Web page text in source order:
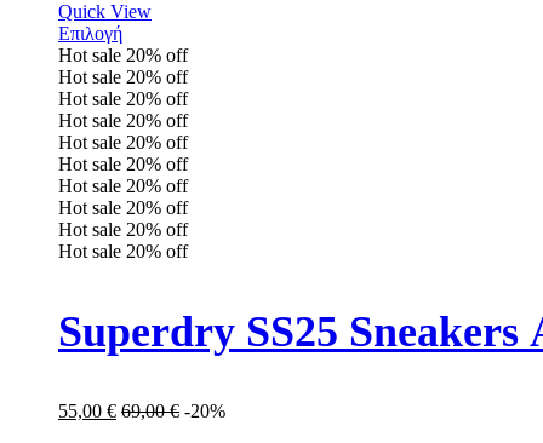
Quick View
Επιλογή
Hot sale 20% off
Hot sale 20% off
Hot sale 20% off
Hot sale 20% off
Hot sale 20% off
Hot sale 20% off
Hot sale 20% off
Hot sale 20% off
Hot sale 20% off
Hot sale 20% off
Superdry SS25
55,00 € 69,00€ -20%